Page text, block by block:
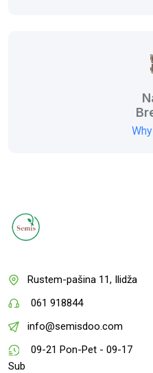
Rustem-pašina 11, Ilidža
061 918844
info@semisdoo.com
09-21 Pon-Pet - 09-17
Sub